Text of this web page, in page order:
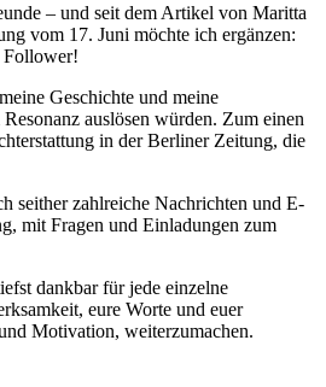
– und seit dem Artikel von Maritta
vom 17. Juni möchte ich ergänzen:
Follower!
Geschichte und meine
auslösen würden. Zum einen
in der Berliner Zeitung, die
seither zahlreiche Nachrichten und E-
mit Fragen und Einladungen zum
dankbar für jede einzelne
eure Worte und euer
Motivation, weiterzumachen.